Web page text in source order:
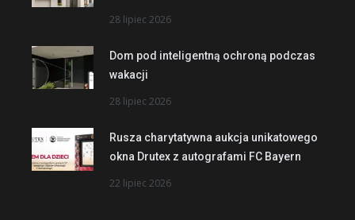
28 lipiec 2026
Dom pod inteligentną ochroną podczas
wakacji
28 lipiec 2026
Rusza charytatywna aukcja unikatowego
okna Drutex z autografami FC Bayern
22 lipiec 2026